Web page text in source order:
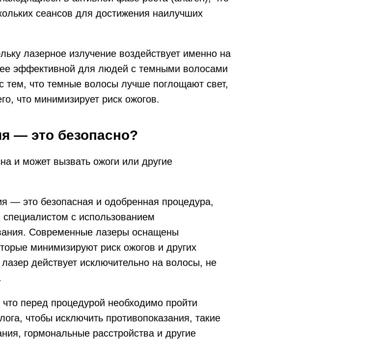
сеансов для достижения наилучших
лазерное излучение воздействует именно на
эффективной для людей с темными волосами
тем, что темные волосы лучше поглощают свет,
что минимизирует риск ожогов.
— это безопасно?
и может вызвать ожоги или другие
— это безопасная и одобренная процедура,
с использованием
Современные лазеры оснащены
минимизируют риск ожогов и других
действует исключительно на волосы, не
перед процедурой необходимо пройти
чтобы исключить противопоказания, такие
гормональные расстройства и другие